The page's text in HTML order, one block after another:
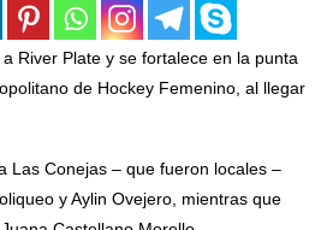
River Plate y se fortalece en la punta
de Hockey Femenino, al llegar
Las Conejas – que fueron locales –
y Aylin Ovejero, mientras que